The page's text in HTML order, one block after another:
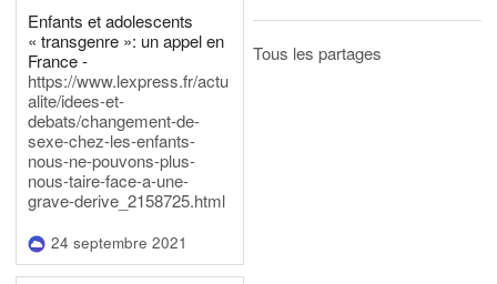
Enfants et adolescents
« transgenre »: un appel en
France -
https://www.lexpress.fr/actu
alite/idees-et-
debats/changement-de-
sexe-chez-les-enfants-
nous-ne-pouvons-plus-
nous-taire-face-a-une-
grave-derive_2158725.html
24 septembre 2021
Tous les partages